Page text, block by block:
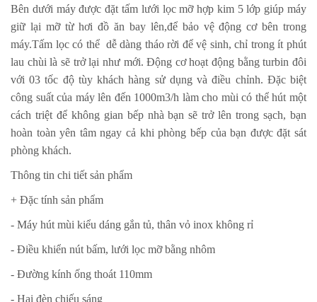
Bên dưới máy được đặt tấm lưới lọc mỡ hợp kim 5 lớp giúp máy
giữ lại mỡ từ hơi đồ ăn bay lên,để bảo vệ động cơ bên trong
máy.Tấm lọc có thể dễ dàng tháo rời để vệ sinh, chỉ trong ít phút
lau chùi là sẽ trở lại như mới. Động cơ hoạt động bằng turbin đôi
với 03 tốc độ tùy khách hàng sử dụng và điều chỉnh. Đặc biệt
công suất của máy lên đến 1000m3/h làm cho mùi có thể hút một
cách triệt để không gian bếp nhà bạn sẽ trở lên trong sạch, bạn
hoàn toàn yên tâm ngay cả khi phòng bếp của bạn được đặt sát
phòng khách.
Thông tin chi tiết sản phẩm
+ Đặc tính sản phẩm
- Máy hút mùi kiểu dáng gắn tủ, thân vỏ inox không rỉ
- Điều khiển nút bấm, lưới lọc mỡ bằng nhôm
- Đường kính ống thoát 110mm
- Hai đèn chiếu sáng